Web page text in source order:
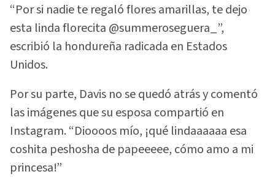
“Por si nadie te regaló flores amarillas, te dejo
esta linda florecita @summeroseguera_”,
escribió la hondureña radicada en Estados
Unidos.
Por su parte, Davis no se quedó atrás y comentó
las imágenes que su esposa compartió en
Instagram. “Dioooos mío, ¡qué lindaaaaaa esa
coshita peshosha de papeeeee, cómo amo a mi
princesa!”